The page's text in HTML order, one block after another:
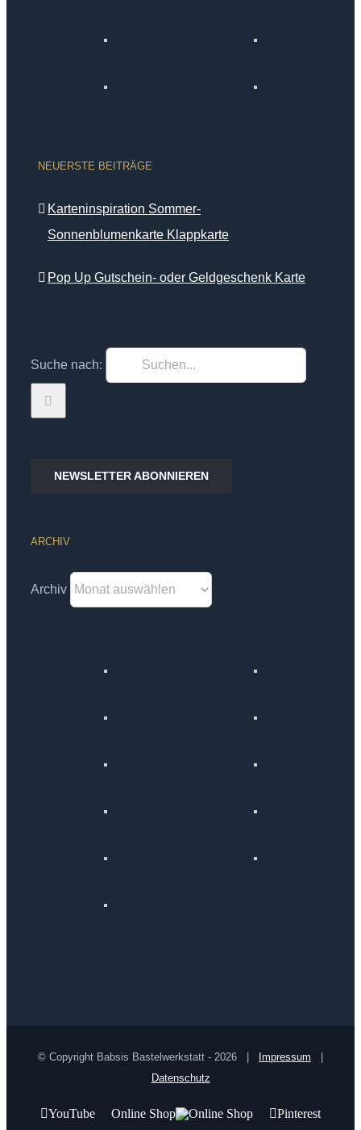
NEUERSTE BEITRÄGE
Karteninspiration Sommer-
Sonnenblumenkarte Klappkarte
Pop Up Gutschein- oder Geldgeschenk Karte
Suche nach:
NEWSLETTER ABONNIEREN
ARCHIV
Archiv
© Copyright Babsis Bastelwerkstatt - 2026 | Impressum
Datenschutz
YouTube Online Shop Pinterest